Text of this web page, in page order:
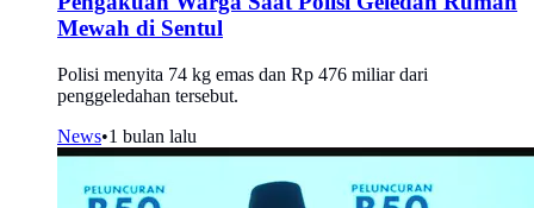
Mewah di Sentul
Polisi menyita 74 kg emas dan Rp 476 miliar dari
penggeledahan tersebut.
News•1 bulan lalu